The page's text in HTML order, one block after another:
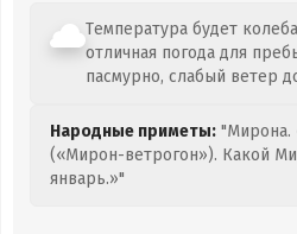
Температура будет
отличная погода для
пасмурно, слабый ветер
Народные приметы: "Мирона.
(«Мирон-ветрогон»). Какой
январь.»"